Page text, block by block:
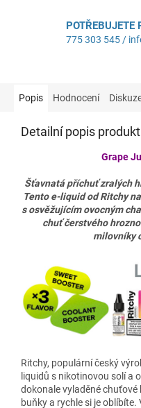
POTŘEBUJETE
775 303 545 /
Popis Hodnocení
Detailní popis
Grape
Šťavnatá příchuť zralých
Tento e-liquid od Ritchy
s osvěžujícím ovocným
chuť čerstvého
milovníky
Ritchy, populární český
liquidů s nikotinovou solí a
dokonale vyladěné
buňky a rychle si je